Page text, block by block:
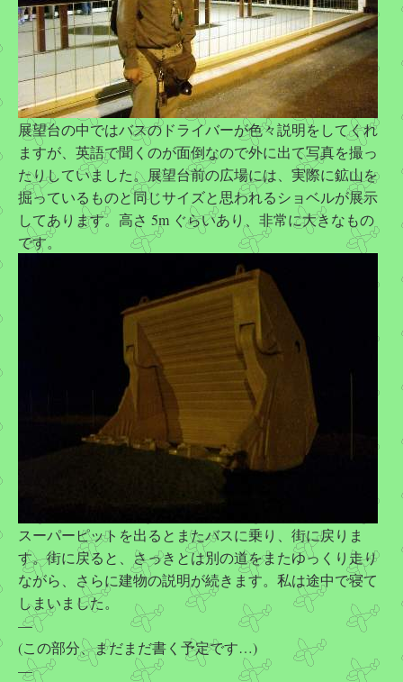
展望台の中ではバスのドライバーが色々説明をしてくれ
ますが、英語で聞くのが面倒なので外に出て写真を撮っ
たりしていました。展望台前の広場には、実際に鉱山を
掘っているものと同じサイズと思われるショベルが展示
してあります。高さ 5m ぐらいあり、非常に大きなもの
です。
スーパーピットを出るとまたバスに乗り、街に戻りま
す。街に戻ると、さっきとは別の道をまたゆっくり走り
ながら、さらに建物の説明が続きます。私は途中で寝て
しまいました。
—
(この部分、まだまだ書く予定です…)
—